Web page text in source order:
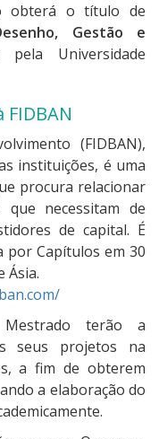
obterá o título de
Gestão e
pela Universidade
(FIDBAN),
instituições, é uma
procura relacionar
que necessitam de
de capital. É
por Capítulos em 30
Ásia.
terão a
seus projetos na
a fim de obterem
a elaboração do